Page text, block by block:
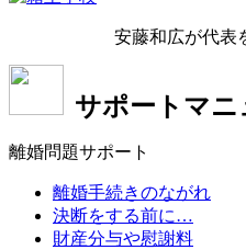
安藤和広が代表
サポートマニ
離婚問題サポート
離婚手続きのながれ
決断をする前に…
財産分与や慰謝料